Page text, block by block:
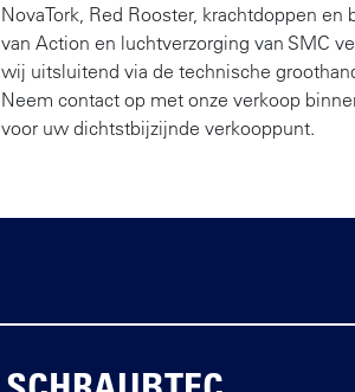
NovaTork, Red Rooster, krachtdoppen en
van Action en luchtverzorging van SMC
wij uitsluitend via de technische
Neem contact op met onze verkoop
voor uw dichtstbijzijnde verkooppunt.